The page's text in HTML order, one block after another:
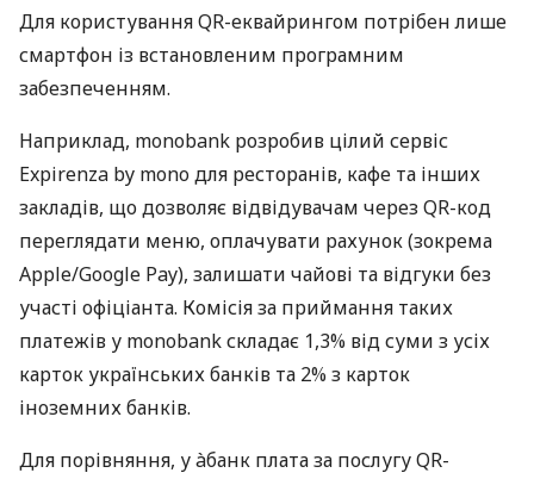
Для користування QR-еквайрингом потрібен лише
смартфон із встановленим програмним
забезпеченням.
Наприклад, monobank розробив цілий сервіс
Expirenza by mono для ресторанів, кафе та інших
закладів, що дозволяє відвідувачам через QR-код
переглядати меню, оплачувати рахунок (зокрема
Apple/Google Pay), залишати чайові та відгуки без
участі офіціанта. Комісія за приймання таких
платежів у monobank складає 1,3% від суми з усіх
карток українських банків та 2% з карток
іноземних банків.
Для порівняння, у àбанк плата за послугу QR-